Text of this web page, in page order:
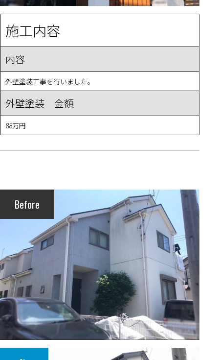
施工内容
内容
外壁塗装工事を行いました。
外壁塗装 金額
88万円
Before